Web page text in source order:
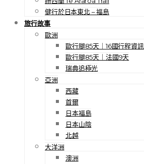
健行於日本東北 – 福島
旅行故事
歐洲
歐行腿85天｜16國行程資訊
歐行腿85天｜法國9天
瑞典追極光
亞洲
西藏
首爾
日本福島
日本山陰
北越
大洋洲
澳洲